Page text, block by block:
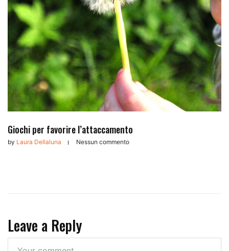
Giochi per favorire l’attaccamento
by Laura Dellaluna Nessun commento
Leave a Reply